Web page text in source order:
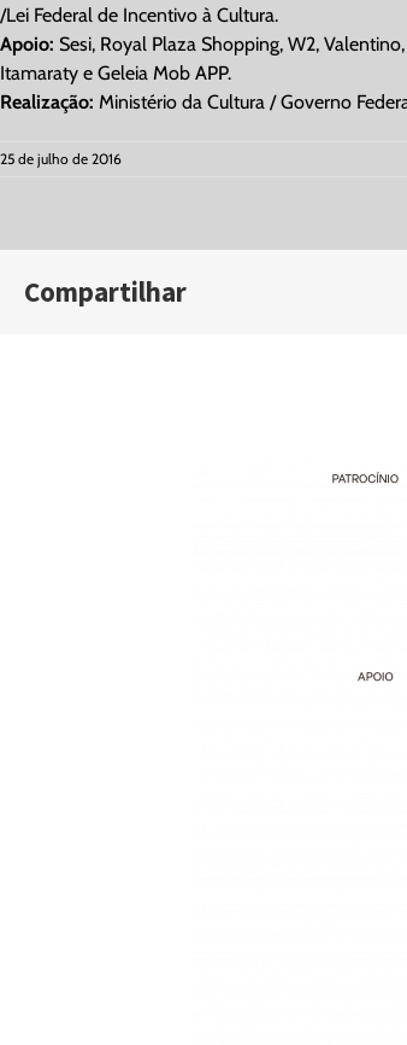
/Lei Federal de Incentivo à Cultura.
Apoio: Sesi, Royal Plaza Shopping, W2,
Itamaraty e Geleia Mob APP.
Realização: Ministério da Cultura / Governo
25 de julho de 2016
Compartilhar